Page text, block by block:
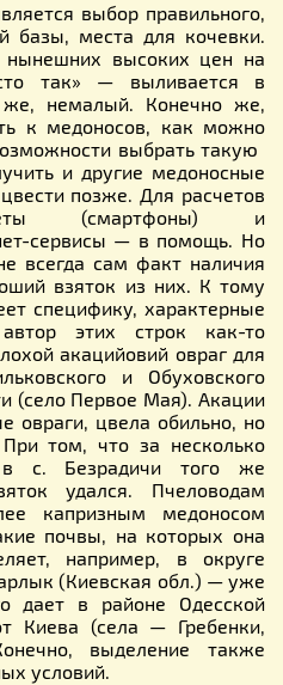
выбор правильного,
базы, места для кочевки.
высоких цен на
так» — выливается в
немалый. Конечно же,
к медоносов, как можно
выбрать такую
и другие медоносные
позже. Для расчетов
(смартфоны) и
сервисы — в помощь. Но
всегда сам факт наличия
взяток из них. К тому
специфику, характерные
этих строк как-то
акацийовий овраг для
и Обуховского
(село Первое Мая). Акации
цвела обильно, но
том, что за несколько
в с. Безрадичи того же
удался. Пчеловодам
капризным медоносом
почвы, на которых она
например, в округе
(Киевская обл.) — уже
дает в районе Одесской
Киева (села — Гребенки,
выделение также
условий.